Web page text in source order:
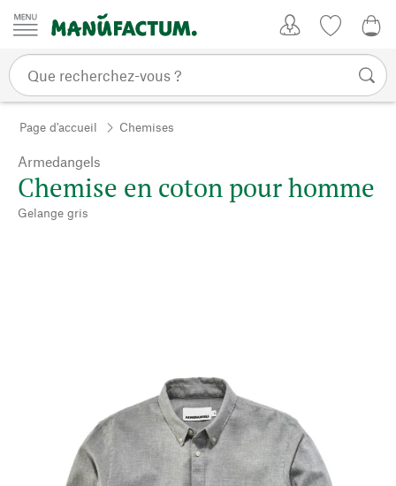
Passer au contenu
Page d'accueil Chemises
Armedangels
Chemise en coton pour homme
Gelange gris